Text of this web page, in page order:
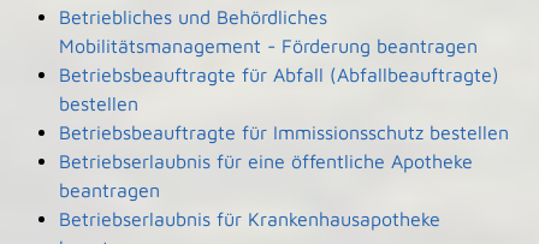
Betriebliches und Behördliches
Mobilitätsmanagement - Förderung beantragen
Betriebsbeauftragte für Abfall (Abfallbeauftragte)
bestellen
Betriebsbeauftragte für Immissionsschutz bestellen
Betriebserlaubnis für eine öffentliche Apotheke
beantragen
Betriebserlaubnis für Krankenhausapotheke